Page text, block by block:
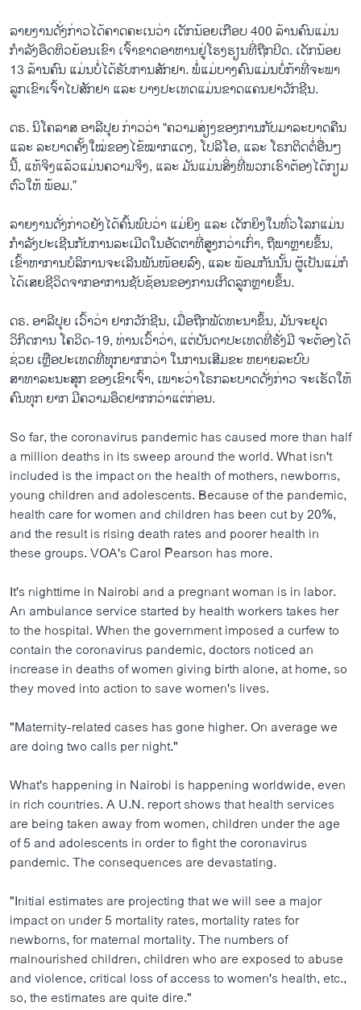
ລາຍງານດັ່ງກ່າວໄດ້ຄາດຄະເນວ່າ ເດັກນ້ອຍເກືອບ 400 ລ້ານຄົນແມ່ນ
ກຳລັງອຶດຫິວຍ້ອນເຂົາ ເຈົ້າຂາດອາຫານຢູ່ໂຮງຮຽນທີ່ຖືກປິດ. ເດັກນ້ອຍ
13 ລ້ານຄົນ ແມ່ນບໍ່ໄດ້ຮັບການສັກຢາ. ພໍ່ແມ່ບາງຄົນແມ່ນບໍ່ກ້າທີ່ຈະພາ
ລູກເຂົາເຈົ້າໄປສັກຢາ ແລະ ບາງປະເທດແມ່ນຂາດແຄນຢາວັກຊີນ.
ດຣ. ນິໂຄລາສ ອາລີປຸຍ ກ່າວວ່າ “ຄວາມສ່ຽງຂອງການກັບມາລະບາດຄືນ
ແລະ ລະບາດຄັ້ງໃໝ່ຂອງໄຂ້ໝາກແດງ, ໂປລີໂອ, ແລະ ໂຣກຕິດຕໍ່ອື່ນໆ
ນີ້, ແທ້ຈິງແລ້ວແມ່ນຄວາມຈິງ, ແລະ ມັນແມ່ນສິ່ງທີ່ພວກເຮົາຕ້ອງໄດ້ກຽມ
ຕົວໃຫ້ ພ້ອມ.”
ລາຍງານດັ່ງກ່າວຍັງໄດ້ຄົ້ນພົບວ່າ ແມ່ຍິງ ແລະ ເດັກຍິງໃນທົ່ວໂລກແມ່ນ
ກຳລັງປະເຊີນກັບການລະເມີດໃນອັດຕາທີ່ສູງກວ່າເກົ່າ, ຖືພາຫຼາຍຂຶ້ນ,
ເຂົ້າຫາການບໍລິການຈະເລີນພັນໜ້ອຍລົງ, ແລະ ພ້ອມກັນນັ້ນ ຜູ້ເປັນແມ່ກໍ
ໄດ້ເສຍຊີວິດຈາກອາການຊັບຊ້ອນຂອງການເກີດລູກຫຼາຍຂຶ້ນ.
ດຣ. ອາລີປຸຍ ເວົ້າວ່າ ຢາກວັກຊີນ, ເມື່ອຖືກພັດທະນາຂຶ້ນ, ມັນຈະຢຸດ
ວິກິດການ ໂຄວິດ-19,​ ທ່ານເວົ້າວ່າ, ແຕ່ບັນດາປະເທດທີ່ຮັ່ງມີ ຈະຕ້ອງໄດ້
ຊ່ວຍ ເຫຼືອປະເທດທີ່ທຸກຍາກກວ່າ ໃນການເສີມຂະ ຫຍາຍລະບົບ
ສາທາລະນະສຸກ ຂອງເຂົາເຈົ້າ, ເພາະວ່າໂຣກລະບາດດັ່ງກ່າວ ຈະເຮັດໃຫ້
ຄົນທຸກ ຍາກ ມີຄວາມອຶດຢາກກວ່າແຕ່ກ່ອນ.
So far, the coronavirus pandemic has caused more than half
a million deaths in its sweep around the world. What isn't
included is the impact on the health of mothers, newborns,
young children and adolescents. Because of the pandemic,
health care for women and children has been cut by 20%,
and the result is rising death rates and poorer health in
these groups. VOA's Carol Pearson has more.
It's nighttime in Nairobi and a pregnant woman is in labor.
An ambulance service started by health workers takes her
to the hospital. When the government imposed a curfew to
contain the coronavirus pandemic, doctors noticed an
increase in deaths of women giving birth alone, at home, so
they moved into action to save women's lives.
"Maternity-related cases has gone higher. On average we
are doing two calls per night."
What's happening in Nairobi is happening worldwide, even
in rich countries. A U.N. report shows that health services
are being taken away from women, children under the age
of 5 and adolescents in order to fight the coronavirus
pandemic. The consequences are devastating.
"Initial estimates are projecting that we will see a major
impact on under 5 mortality rates, mortality rates for
newborns, for maternal mortality. The numbers of
malnourished children, children who are exposed to abuse
and violence, critical loss of access to women's health, etc.,
so, the estimates are quite dire."